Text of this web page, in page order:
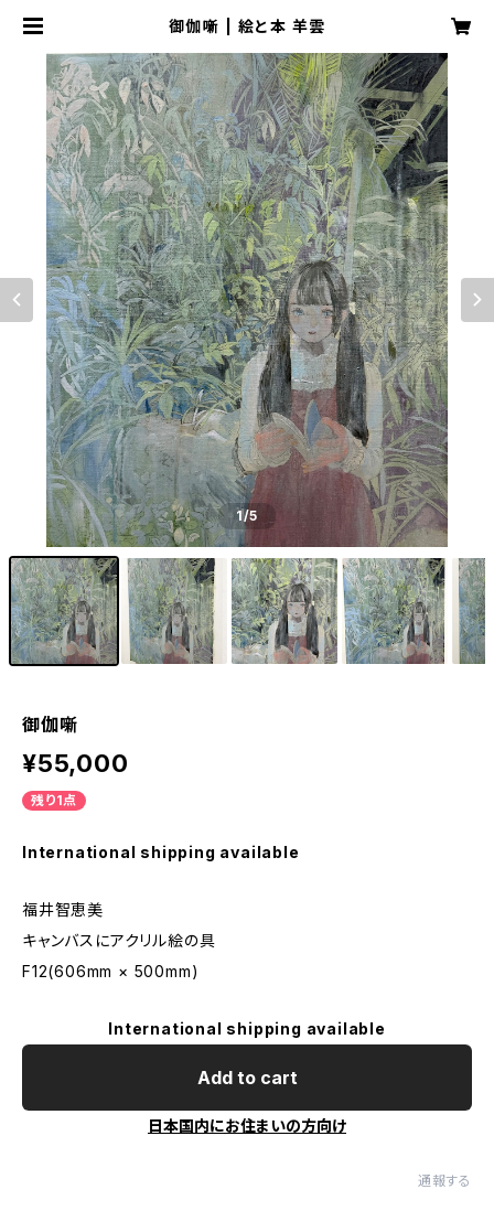
御伽噺 | 絵と本 羊雲
1/5
御伽噺
¥55,000
残り1点
International shipping available
福井智恵美
キャンバスにアクリル絵の具
F12(606mm × 500mm)
International shipping available
Add to cart
日本国内にお住まいの方向け
通報する